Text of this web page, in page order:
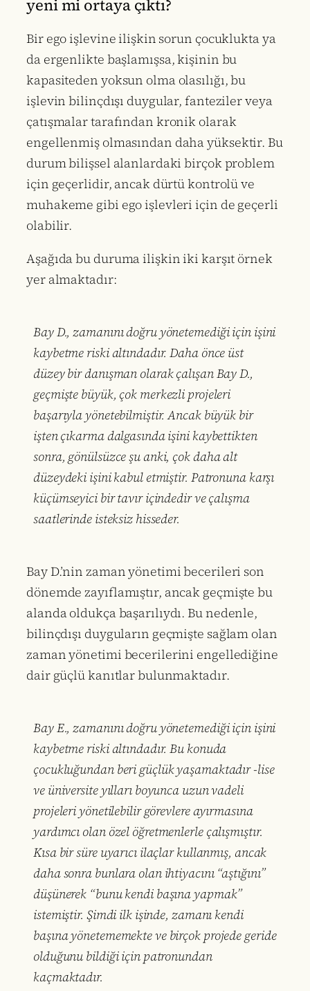
yeni mi ortaya çıktı?
Bir ego işlevine ilişkin sorun çocuklukta ya
da ergenlikte başlamışsa, kişinin bu
kapasiteden yoksun olma olasılığı, bu
işlevin bilinçdışı duygular, fanteziler veya
çatışmalar tarafından kronik olarak
engellenmiş olmasından daha yüksektir. Bu
durum bilişsel alanlardaki birçok problem
için geçerlidir, ancak dürtü kontrolü ve
muhakeme gibi ego işlevleri için de geçerli
olabilir.
Aşağıda bu duruma ilişkin iki karşıt örnek
yer almaktadır:
Bay D., zamanını doğru yönetemediği için işini
kaybetme riski altındadır. Daha önce üst
düzey bir danışman olarak çalışan Bay D.,
geçmişte büyük, çok merkezli projeleri
başarıyla yönetebilmiştir. Ancak büyük bir
işten çıkarma dalgasında işini kaybettikten
sonra, gönülsüzce şu anki, çok daha alt
düzeydeki işini kabul etmiştir. Patronuna karşı
küçümseyici bir tavır içindedir ve çalışma
saatlerinde isteksiz hisseder.
Bay D.’nin zaman yönetimi becerileri son
dönemde zayıflamıştır, ancak geçmişte bu
alanda oldukça başarılıydı. Bu nedenle,
bilinçdışı duyguların geçmişte sağlam olan
zaman yönetimi becerilerini engellediğine
dair güçlü kanıtlar bulunmaktadır.
Bay E., zamanını doğru yönetemediği için işini
kaybetme riski altındadır. Bu konuda
çocukluğundan beri güçlük yaşamaktadır -lise
ve üniversite yılları boyunca uzun vadeli
projeleri yönetilebilir görevlere ayırmasına
yardımcı olan özel öğretmenlerle çalışmıştır.
Kısa bir süre uyarıcı ilaçlar kullanmış, ancak
daha sonra bunlara olan ihtiyacını “aştığını”
düşünerek “bunu kendi başına yapmak”
istemiştir. Şimdi ilk işinde, zamanı kendi
başına yönetememekte ve birçok projede geride
olduğunu bildiği için patronundan
kaçmaktadır.